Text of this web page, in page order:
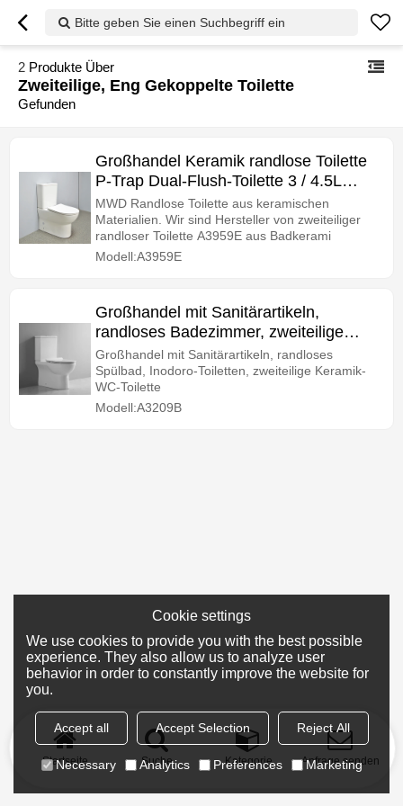
Bitte geben Sie einen Suchbegriff ein
2 Produkte Über
Zweiteilige, Eng Gekoppelte Toilette
Gefunden
Großhandel Keramik randlose Toilette
P-Trap Dual-Flush-Toilette 3 / 4.5L
zurück zur Wand zweiteilige Toilette
eng gekoppelte Toilette WC Bad
Sanitär-Toilette
MWD Randlose Toilette aus keramischen
Materialien. Wir sind Hersteller von zweiteiliger
randloser Toilette A3959E aus Badkerami
Modell:A3959E
Großhandel mit Sanitärartikeln,
randloses Badezimmer, zweiteilige
Toilette aus Inodoro-Keramik
Großhandel mit Sanitärartikeln, randloses
Spülbad, Inodoro-Toiletten, zweiteilige Keramik-
WC-Toilette
Modell:A3209B
Startseite Suche Kategorie Anfrage senden
Cookie settings
We use cookies to provide you with the best possible
experience. They also allow us to analyze user
behavior in order to constantly improve the website for
you.
Accept all Accept Selection Reject All
Necessary Analytics Preferences Marketing